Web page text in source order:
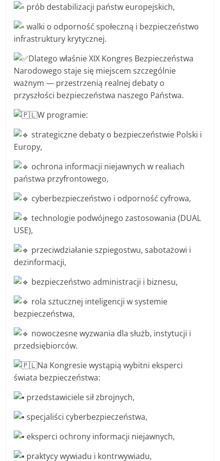
prób destabilizacji państw europejskich,
walki o odporność społeczną i bezpieczeństwo
infrastruktury krytycznej.
Dlatego właśnie XIX Kongres Bezpieczeństwa
Narodowego staje się miejscem szczególnie
ważnym — przestrzenią realnej debaty o
przyszłości bezpieczeństwa naszego Państwa.
W programie:
strategiczne debaty o bezpieczeństwie Polski i
Europy,
ochrona informacji niejawnych w realiach
państwa przyfrontowego,
cyberbezpieczeństwo i odporność cyfrowa,
technologie podwójnego zastosowania (DUAL
USE),
przeciwdziałanie szpiegostwu, sabotażowi i
dezinformacji,
bezpieczeństwo administracji i biznesu,
rola sztucznej inteligencji w systemie
bezpieczeństwa,
nowoczesne wyzwania dla służb, instytucji i
przedsiębiorców.
Na Kongresie wystąpią wybitni eksperci
świata bezpieczeństwa:
przedstawiciele sił zbrojnych,
specjaliści cyberbezpieczeństwa,
eksperci ochrony informacji niejawnych,
praktycy wywiadu i kontrwywiadu,